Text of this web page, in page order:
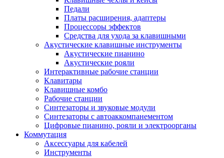
Педали
Платы расширения, адаптеры
Процессоры эффектов
Средства для ухода за клавишными
Акустические клавишные инструменты
Акустические пианино
Акустические рояли
Интерактивные рабочие станции
Клавитары
Клавишные комбо
Рабочие станции
Синтезаторы и звуковые модули
Синтезаторы с автоаккомпанементом
Цифровые пианино, рояли и электроорганы
Коммутация
Аксессуары для кабелей
Инструменты